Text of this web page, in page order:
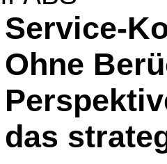
Service-
Ohne
das